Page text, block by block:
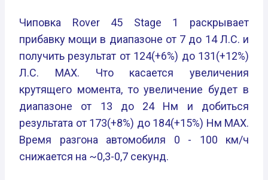
Чиповка Rover 45 Stage 1 раскрывает
прибавку мощи в диапазоне от 7 до 14 Л.С. и
получить результат от 124(+6%) до 131(+12%)
Л.С. MAX. Что касается увеличения
крутящего момента, то увеличение будет в
диапазоне от 13 до 24 Нм и добиться
результата от 173(+8%) до 184(+15%) Нм MAX.
Время разгона автомобиля 0 - 100 км/ч
снижается на ~0,3-0,7 секунд.